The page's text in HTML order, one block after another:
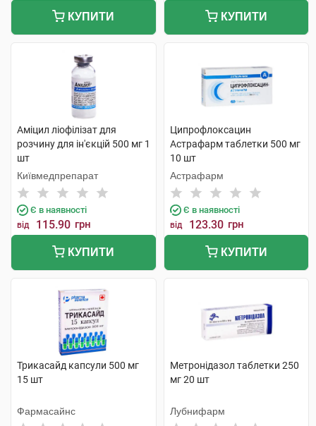
КУПИТИ КУПИТИ
Аміцил ліофілізат для
розчину для ін'єкцій 500 мг 1
шт
Київмедпрепарат
Є в наявності
від 115.90 грн
КУПИТИ
Ципрофлоксацин
Астрафарм таблетки 500 мг
10 шт
Астрафарм
Є в наявності
від 123.30 грн
КУПИТИ
Трикасайд капсули 500 мг
15 шт
Фармасайнс
Метронідазол таблетки 250
мг 20 шт
Лубнифарм